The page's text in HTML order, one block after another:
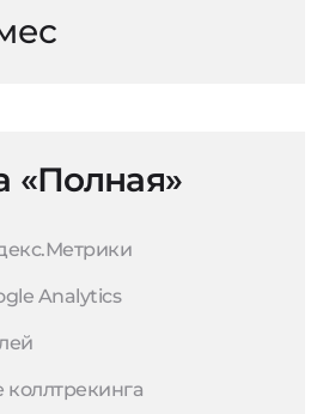
«Полная»
Analytics